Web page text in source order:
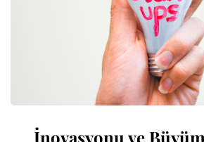
İnovasyonu ve